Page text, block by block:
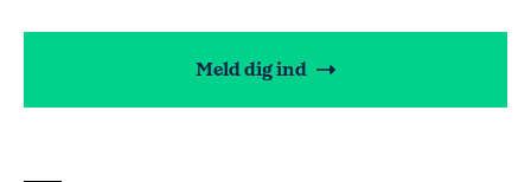
Meld dig ind